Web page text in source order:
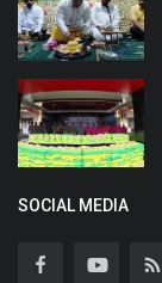
SOCIAL MEDIA